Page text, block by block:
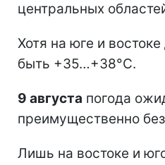
центральных
Хотя на юге и
быть +35…+38°С.
9 августа погода
преимущественно
Лишь на востоке и